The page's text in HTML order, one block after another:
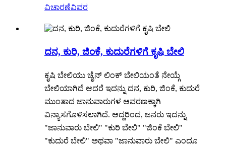
ವಿಚಾರಣೆವಿವರ
ದನ, ಕುರಿ, ಜಿಂಕೆ, ಕುದುರೆಗಳಿಗೆ ಕೃಷಿ ಬೇಲಿ
ಕೃಷಿ ಬೇಲಿಯು ಚೈನ್ ಲಿಂಕ್ ಬೇಲಿಯಂತೆ ನೇಯ್ಗೆ
ಬೇಲಿಯಾಗಿದೆ ಆದರೆ ಇದನ್ನು ದನ, ಕುರಿ, ಜಿಂಕೆ, ಕುದುರೆ
ಮುಂತಾದ ಜಾನುವಾರುಗಳ ಆವರಣಕ್ಕಾಗಿ
ವಿನ್ಯಾಸಗೊಳಿಸಲಾಗಿದೆ. ಆದ್ದರಿಂದ, ಜನರು ಇದನ್ನು
"ಜಾನುವಾರು ಬೇಲಿ" "ಕುರಿ ಬೇಲಿ" "ಜಿಂಕೆ ಬೇಲಿ"
"ಕುದುರೆ ಬೇಲಿ" ಅಥವಾ "ಜಾನುವಾರು ಬೇಲಿ" ಎಂದೂ